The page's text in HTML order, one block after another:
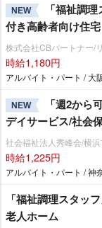
NEW
「福祉調
付き高齢者向け住宅
株式会社CBパートナー/
時給1,180円
アルバイト・パート / 大
NEW
「週2から
デイサービス/社会
社会福祉法人秀峰会/横
時給1,225円
アルバイト・パート / 神
「福祉調理スタッ
老人ホーム